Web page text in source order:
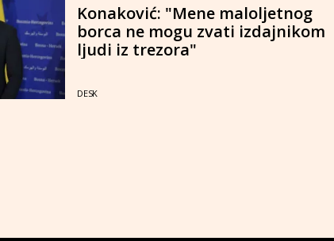
Konaković: "Mene maloljetnog
borca ne mogu zvati izdajnikom
ljudi iz trezora"
DESK